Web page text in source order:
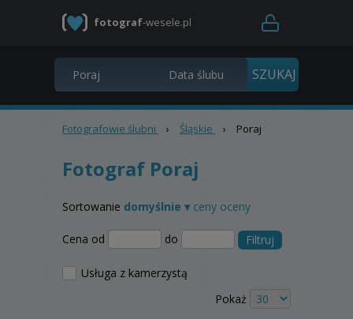
fotograf-wesele.pl
Fotografowie ślubni › Śląskie › Poraj
Fotograf Poraj
Sortowanie domyślnie ▾ ceny oceny
Cena od do Filtruj
Usługa z kamerzystą
Pokaż